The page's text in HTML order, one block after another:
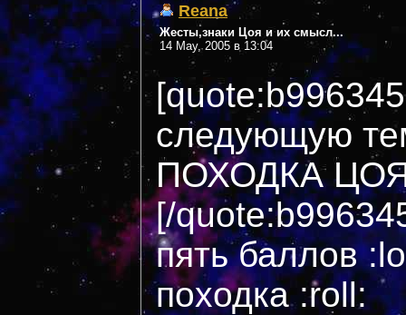
Reana
Жесты,знаки Цоя и их смысл...
14 May, 2005 в 13:04
следующую
ПОХОДКА
[/
пять баллов
походка :roll: